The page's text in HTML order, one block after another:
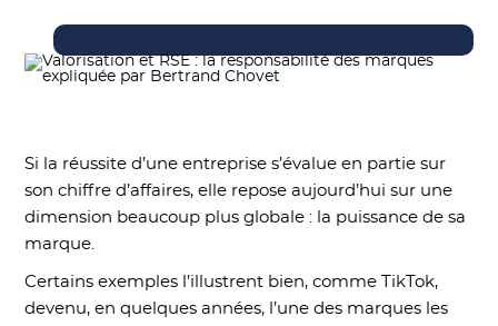
Si la réussite d’une entreprise s’évalue en partie sur
son chiffre d’affaires, elle repose aujourd’hui sur une
dimension beaucoup plus globale : la puissance de sa
marque.
Certains exemples l’illustrent bien, comme TikTok,
devenu, en quelques années, l’une des marques les